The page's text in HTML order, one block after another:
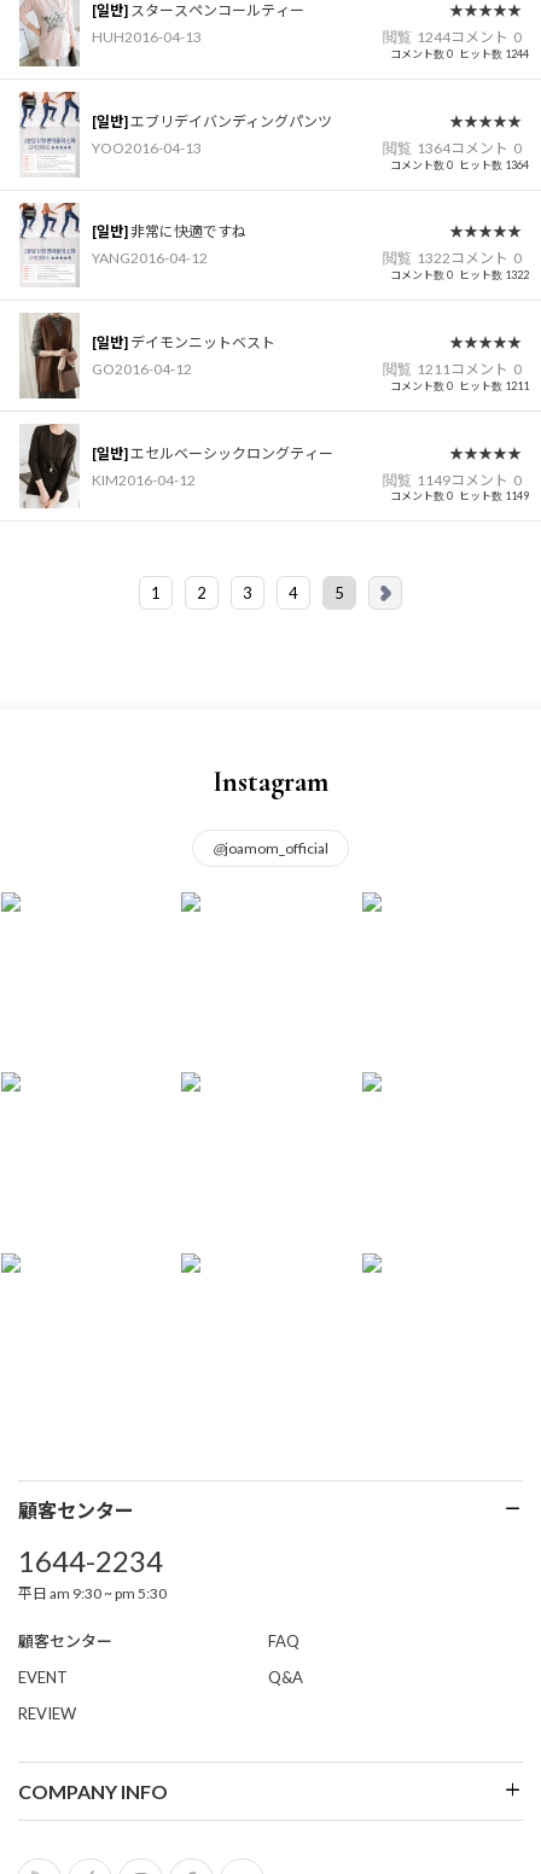
コメント数 0 ヒット数 1244
[일반] スタースペンコールティー
★★★★★
HUH2016-04-13 閲覧 1244コメント 0
コメント数 0 ヒット数 1364
[일반]エブリデイバンディングパンツ
★★★★★
YOO2016-04-13 閲覧 1364コメント 0
コメント数 0 ヒット数 1322
[일반]非常に快適ですね
★★★★★
YANG2016-04-12 閲覧 1322 コメント 0
コメント数 0 ヒット数 1211
[일반] デイモンニットベスト
★★★★★
GO2016-04-12 閲覧 1211コメント 0
コメント数 0 ヒット数 1149
[일반]エセルベーシックロングティー
★★★★★
KIM2016-04-12 閲覧 1149コメント 0
1 2 3 4 5
Instagram
@joamom_official
顧客センター
1644-2234
平日 am 9:30 ~ pm 5:30
顧客センター
FAQ
EVENT
Q&A
REVIEW
COMPANY INFO